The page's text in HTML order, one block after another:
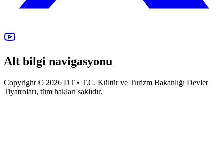
Alt bilgi navigasyonu
Copyright © 2026 DT • T.C. Kültür ve Turizm Bakanlığı Devlet
Tiyatroları, tüm hakları saklıdır.